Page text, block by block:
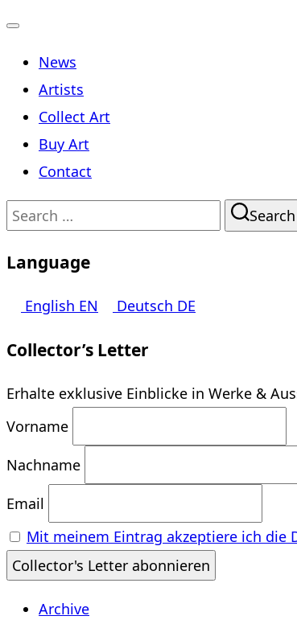
navigation
News
Artists
Collect Art
Buy Art
Contact
Search
Search
Language
English EN Deutsch DE
Collector’s Letter
Erhalte exklusive Einblicke in Werke &
Vorname
Nachname
Email
Mit meinem Eintrag akzeptiere ich die
Archive